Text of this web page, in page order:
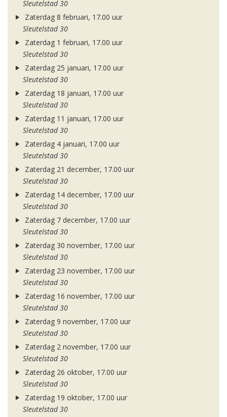
Sleutelstad 30
Zaterdag 8 februari, 17.00 uur
Sleutelstad 30
Zaterdag 1 februari, 17.00 uur
Sleutelstad 30
Zaterdag 25 januari, 17.00 uur
Sleutelstad 30
Zaterdag 18 januari, 17.00 uur
Sleutelstad 30
Zaterdag 11 januari, 17.00 uur
Sleutelstad 30
Zaterdag 4 januari, 17.00 uur
Sleutelstad 30
Zaterdag 21 december, 17.00 uur
Sleutelstad 30
Zaterdag 14 december, 17.00 uur
Sleutelstad 30
Zaterdag 7 december, 17.00 uur
Sleutelstad 30
Zaterdag 30 november, 17.00 uur
Sleutelstad 30
Zaterdag 23 november, 17.00 uur
Sleutelstad 30
Zaterdag 16 november, 17.00 uur
Sleutelstad 30
Zaterdag 9 november, 17.00 uur
Sleutelstad 30
Zaterdag 2 november, 17.00 uur
Sleutelstad 30
Zaterdag 26 oktober, 17.00 uur
Sleutelstad 30
Zaterdag 19 oktober, 17.00 uur
Sleutelstad 30